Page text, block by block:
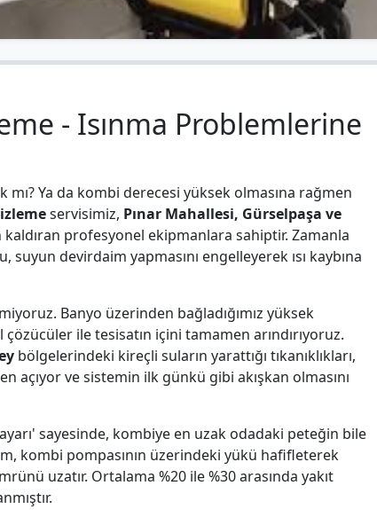
- Isınma Problemlerine
mı? Ya da kombi derecesi yüksek olmasına rağmen
servisimiz, Pınar Mahallesi, Gürselpaşa ve
profesyonel ekipmanlara sahiptir. Zamanla
devirdaim yapmasını engelleyerek ısı kaybına
Banyo üzerinden bağladığımız yüksek
çözücüler ile tesisatın içini tamamen arındırıyoruz.
bölgelerindeki kireçli suların yarattığı tıkanıklıkları,
ve sistemin ilk günkü gibi akışkan olmasını
sayesinde, kombiye en uzak odadaki peteğin bile
kombi pompasının üzerindeki yükü hafifleterek
uzatır. Ortalama %20 ile %30 arasında yakıt